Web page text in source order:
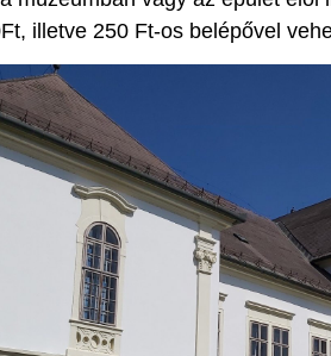
illetve 250 Ft-os belépővel